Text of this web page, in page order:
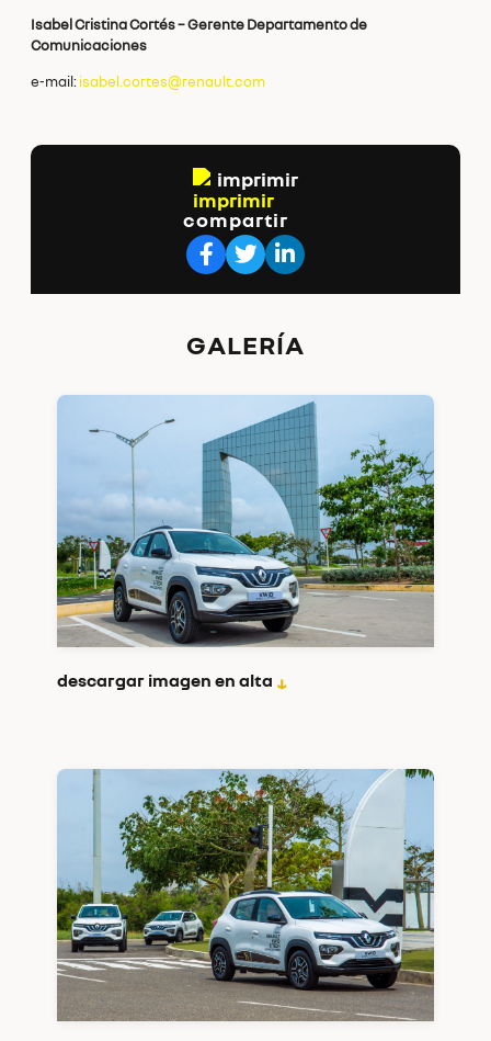
Isabel Cristina Cortés – Gerente Departamento de
Comunicaciones
e-mail:isabel.cortes@renault.com
imprimir
compartir
GALERÍA
descargar imagen en alta ↓